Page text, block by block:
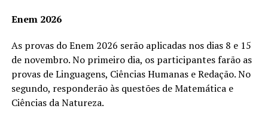
Enem 2026
As provas do Enem 2026 serão aplicadas nos dias 8 e 15
de novembro. No primeiro dia, os participantes farão as
provas de Linguagens, Ciências Humanas e Redação. No
segundo, responderão às questões de Matemática e
Ciências da Natureza.